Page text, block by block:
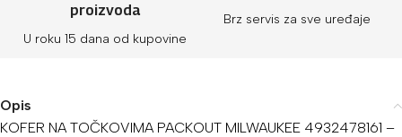
proizvoda
U roku 15 dana od kupovine
Brz servis za sve uređaje
Opis
KOFER NA TOČKOVIMA PACKOUT MILWAUKEE 4932478161 –